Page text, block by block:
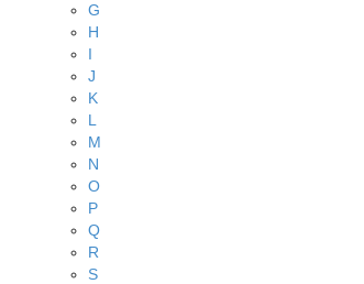
G
H
I
J
K
L
M
N
O
P
Q
R
S